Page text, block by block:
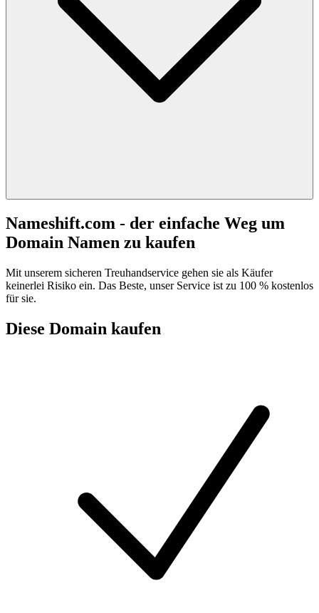
Nameshift.com - der einfache Weg um
Domain Namen zu kaufen
Mit unserem sicheren Treuhandservice gehen sie als Käufer
keinerlei Risiko ein. Das Beste, unser Service ist zu 100 % kostenlos
für sie.
Diese Domain kaufen